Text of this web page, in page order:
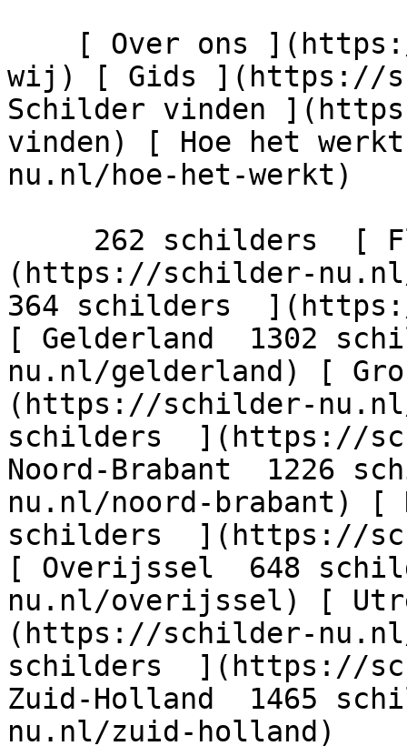
wij) [ Gids ](https://
Schilder vinden
vinden) [ Hoe het
nu.nl/hoe-het-werkt)
(https://schilder-
364 schilders
[ Gelderland  1302
nu.nl/gelderland) [
(https://schilder-
schilders  ](https://
Noord-Brabant  1226
nu.nl/noord-brabant) [
schilders  ](https://
[ Overijssel  648
nu.nl/overijssel) [
(https://schilder-
schilders  ](https://
Zuid-Holland  1465
nu.nl/zuid-holland)